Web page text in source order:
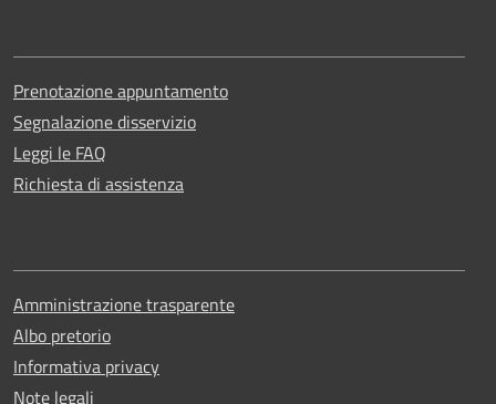
Prenotazione appuntamento
Segnalazione disservizio
Leggi le FAQ
Richiesta di assistenza
Amministrazione trasparente
Albo pretorio
Informativa privacy
Note legali